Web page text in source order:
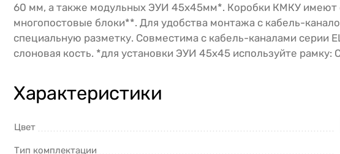
60 мм, а также модульных ЭУИ 45х45мм*. Коробки КМКУ имеют
многопостовые блоки**. Для удобства монтажа с кабель-
специальную разметку. Совместима с кабель-каналами серии
слоновая кость. *для установки ЭУИ 45х45 используйте
Характеристики
Цвет
Тип комплектации